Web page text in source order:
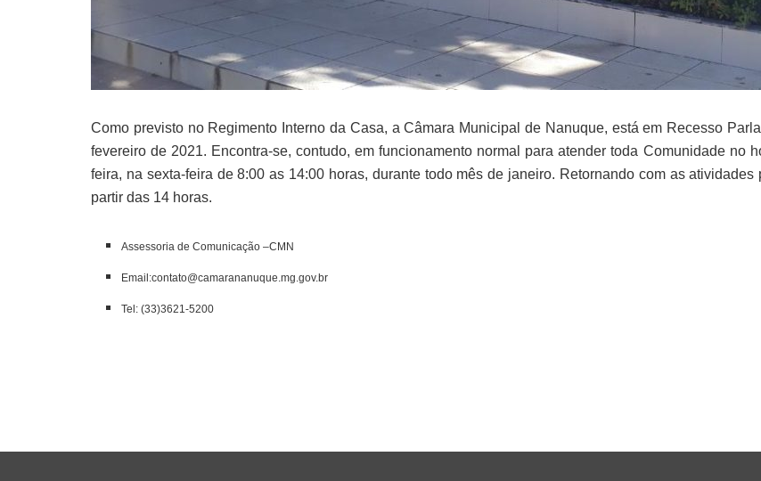
Como previsto no Regimento Interno da Casa, a Câmara Municipal de Nanuque, está em Recesso
fevereiro de 2021. Encontra-se, contudo, em funcionamento normal para atender toda Comunidade no
feira, na sexta-feira de 8:00 as 14:00 horas, durante todo mês de janeiro. Retornando com as
partir das 14 horas.
Assessoria de Comunicação –CMN
Email:contato@camarananuque.mg.gov.br
Tel: (33)3621-5200